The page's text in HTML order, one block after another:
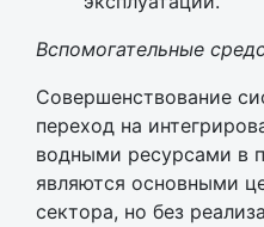
Вспомогательные
Совершенствование
переход на
водными ресурсами в
являются основными
сектора, но без